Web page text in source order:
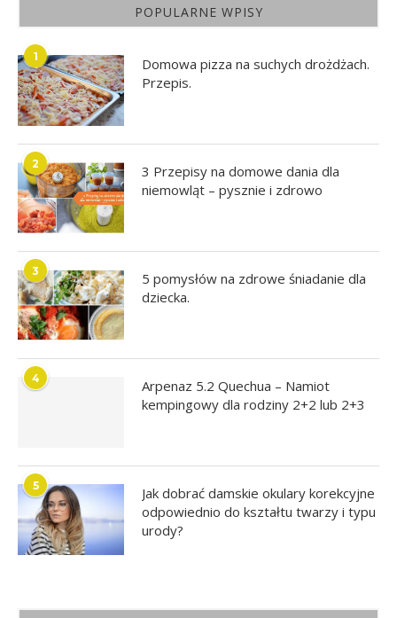
POPULARNE WPISY
1
Domowa pizza na suchych drożdżach.
Przepis.
2
3 Przepisy na domowe dania dla
niemowląt – pysznie i zdrowo
3
5 pomysłów na zdrowe śniadanie dla
dziecka.
4
Arpenaz 5.2 Quechua – Namiot
kempingowy dla rodziny 2+2 lub 2+3
5
Jak dobrać damskie okulary korekcyjne
odpowiednio do kształtu twarzy i typu
urody?